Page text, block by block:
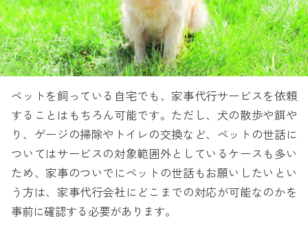
ペットを飼っている自宅でも、家事代行サービスを依頼
することはもちろん可能です。ただし、犬の散歩や餌や
り、ゲージの掃除やトイレの交換など、ペットの世話に
ついてはサービスの対象範囲外としているケースも多い
ため、家事のついでにペットの世話もお願いしたいとい
う方は、家事代行会社にどこまでの対応が可能なのかを
事前に確認する必要があります。